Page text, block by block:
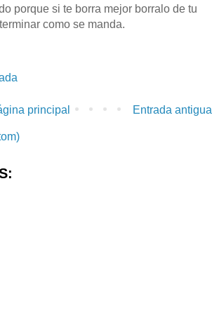
porque si te borra mejor borralo de tu
como se manda.
Entrada antigua
principal